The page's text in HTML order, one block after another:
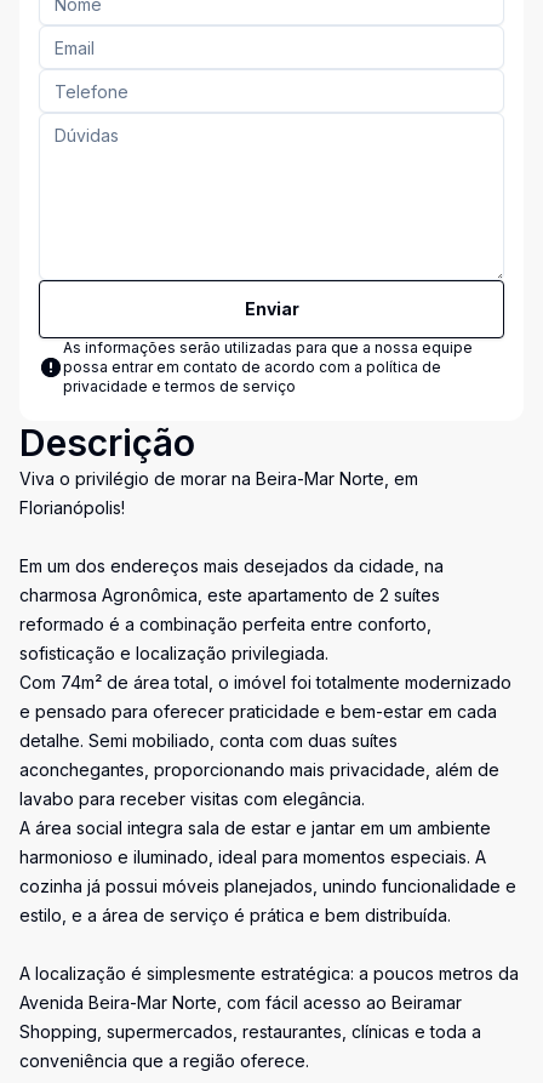
Enviar
As informações serão utilizadas para que a nossa equipe
possa entrar em contato de acordo com a política de
privacidade e termos de serviço
Descrição
Viva o privilégio de morar na Beira-Mar Norte, em
Florianópolis!
Em um dos endereços mais desejados da cidade, na
charmosa Agronômica, este apartamento de 2 suítes
reformado é a combinação perfeita entre conforto,
sofisticação e localização privilegiada.
Com 74m² de área total, o imóvel foi totalmente modernizado
e pensado para oferecer praticidade e bem-estar em cada
detalhe. Semi mobiliado, conta com duas suítes
aconchegantes, proporcionando mais privacidade, além de
lavabo para receber visitas com elegância.
A área social integra sala de estar e jantar em um ambiente
harmonioso e iluminado, ideal para momentos especiais. A
cozinha já possui móveis planejados, unindo funcionalidade e
estilo, e a área de serviço é prática e bem distribuída.
A localização é simplesmente estratégica: a poucos metros da
Avenida Beira-Mar Norte, com fácil acesso ao Beiramar
Shopping, supermercados, restaurantes, clínicas e toda a
conveniência que a região oferece.